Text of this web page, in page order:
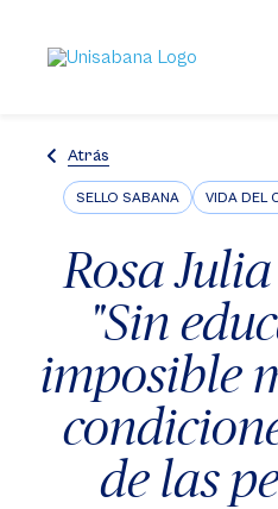
contenido
principal
Atrás
SELLO SABANA VIDA DEL
Rosa
"Sin
imposible
de las